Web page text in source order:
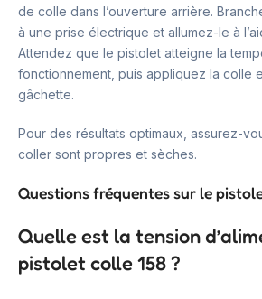
de colle dans l’ouverture arrière.
à une prise électrique et allumez-le à
Attendez que le pistolet atteigne la
fonctionnement, puis appliquez la colle
gâchette.
Pour des résultats optimaux, assurez-
coller sont propres et sèches.
Questions fréquentes sur le
Quelle est la tension
pistolet colle 158 ?